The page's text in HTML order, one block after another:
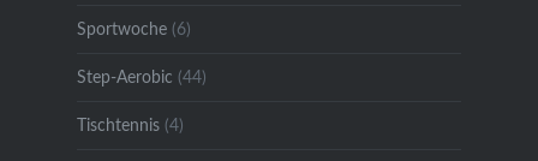
Sportwoche(6)
Step-Aerobic (44)
Tischtennis(4)